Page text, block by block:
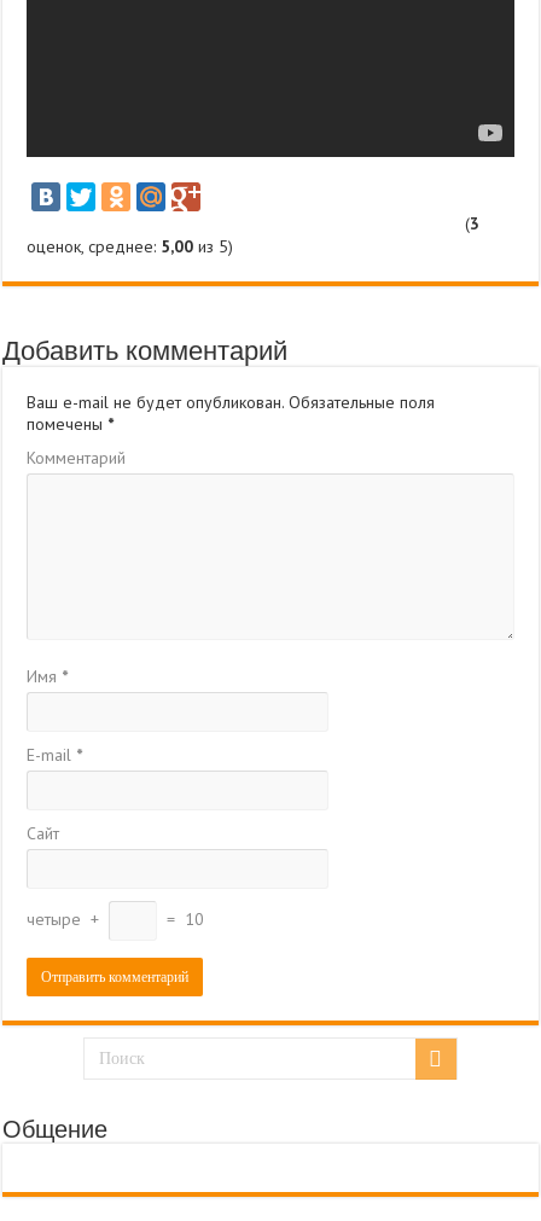
(3
оценок, среднее: 5,00 из 5)
Добавить комментарий
Ваш e-mail не будет опубликован. Обязательные поля
помечены *
Комментарий
Имя *
E-mail *
Сайт
четыре + = 10
Общение